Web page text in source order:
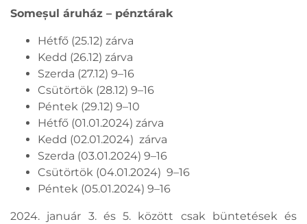
Someșul áruház – pénztárak
Hétfő (25.12) zárva
Kedd (26.12) zárva
Szerda (27.12) 9–16
Csütörtök (28.12) 9–16
Péntek (29.12) 9–10
Hétfő (01.01.2024) zárva
Kedd (02.01.2024) zárva
Szerda (03.01.2024) 9–16
Csütörtök (04.01.2024) 9–16
Péntek (05.01.2024) 9–16
2024. január 3. és 5. között csak büntetések és